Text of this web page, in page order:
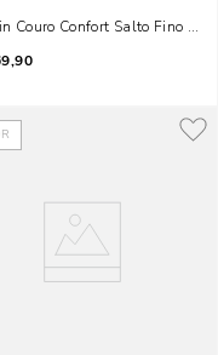
Alto Dourado
Couro Confort Salto Fino
Print Zebra